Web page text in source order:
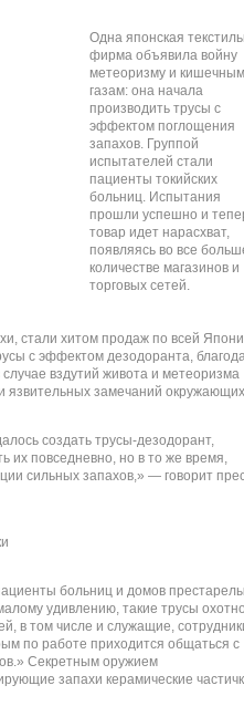
Одна японская
фирма объявила войну
метеоризму и кишечным
газам: она начала
производить трусы с
эффектом поглощения
запахов. Группой
испытателей стали
пациенты токийских
больниц. Испытания
прошли успешно и
товар идет нарасхват,
появляясь во все
количестве магазинов и
торговых сетей.
стали хитом продаж по всей
с эффектом дезодоранта,
вздутий живота и метеоризма
язвительных замечаний
создать трусы-дезодорант,
их повседневно, но в то же время,
сильных запахов,» — говорит
больниц и домов
удивлению, такие трусы охотно
в том числе и служащие,
по работе приходится общаться с
Секретным оружием
запахи керамические